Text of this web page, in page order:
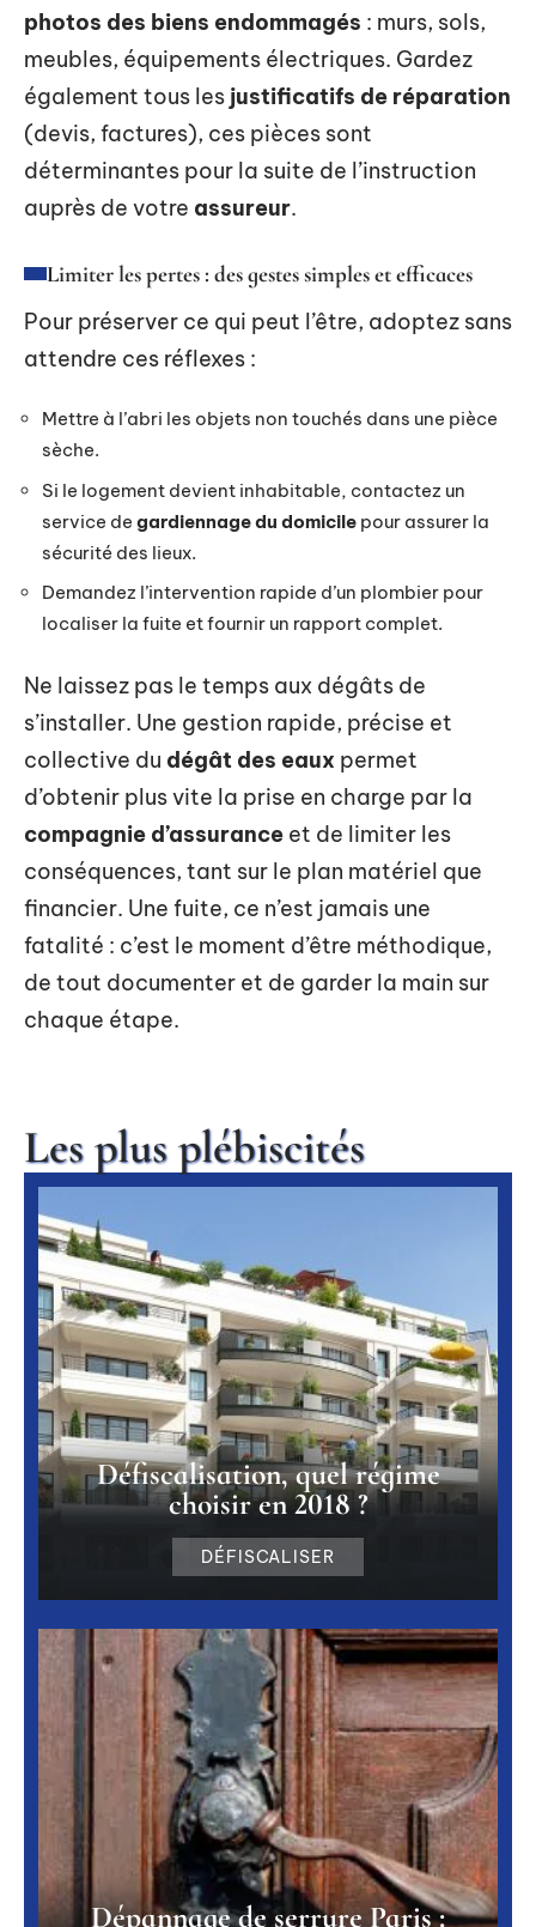
photos des biens endommagés : murs, sols,
meubles, équipements électriques. Gardez
également tous les justificatifs de réparation
(devis, factures), ces pièces sont
déterminantes pour la suite de l’instruction
auprès de votre assureur.
Limiter les pertes : des gestes simples et efficaces
Pour préserver ce qui peut l’être, adoptez sans
attendre ces réflexes :
Mettre à l’abri les objets non touchés dans une pièce
sèche.
Si le logement devient inhabitable, contactez un
service de gardiennage du domicile pour assurer la
sécurité des lieux.
Demandez l’intervention rapide d’un plombier pour
localiser la fuite et fournir un rapport complet.
Ne laissez pas le temps aux dégâts de
s’installer. Une gestion rapide, précise et
collective du dégât des eaux permet
d’obtenir plus vite la prise en charge par la
compagnie d’assurance et de limiter les
conséquences, tant sur le plan matériel que
financier. Une fuite, ce n’est jamais une
fatalité : c’est le moment d’être méthodique,
de tout documenter et de garder la main sur
chaque étape.
Les plus plébiscités
Défiscalisation, quel régime
choisir en 2018 ?
DÉFISCALISER
Dépannage de serrure Paris :